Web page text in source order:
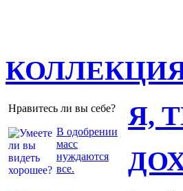
Нравитесь ли вы себе?
В одобрении
масс
нуждаются
все.
Я,